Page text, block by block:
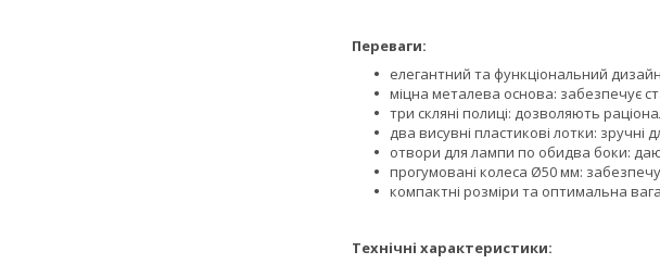
Переваги:
елегантний та функціональний
міцна металева основа: забезпечує
три скляні полиці: дозволяють
два висувні пластикові лотки: зручні
отвори для лампи по обидва боки:
прогумовані колеса Ø50 мм:
компактні розміри та оптимальна
Технічні характеристики: